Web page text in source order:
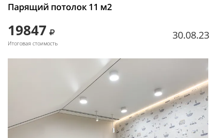
Парящий потолок 11 м2
19847
Итоговая стоимость
30.08.23